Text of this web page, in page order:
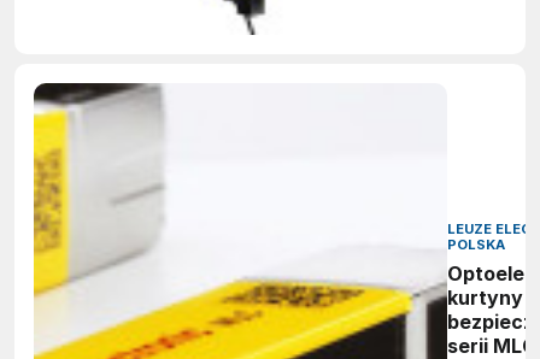
LEUZE
POLSKA
kurtyny
serii MLC